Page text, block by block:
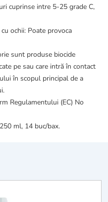
cuprinse intre 5-25 grade C,
ochii: Poate provoca
sunt produse biocide
pe sau care intră în contact
în scopul principal de a
Regulamentului (EC) No
ml, 14 buc/bax.